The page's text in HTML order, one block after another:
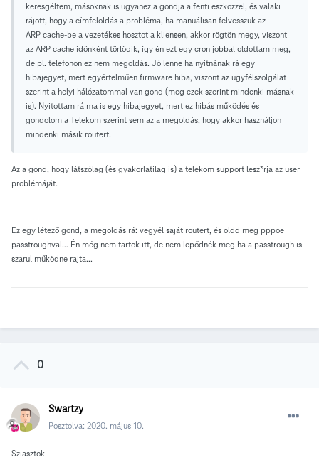
keresgéltem, másoknak is ugyanez a gondja a fenti eszközzel, és valaki
rájött, hogy a címfeloldás a probléma, ha manuálisan felvesszük az
ARP cache-be a vezetékes hosztot a kliensen, akkor rögtön megy, viszont
az ARP cache időnként törlődik, így én ezt egy cron jobbal oldottam meg,
de pl. telefonon ez nem megoldás. Jó lenne ha nyitnának rá egy
hibajegyet, mert egyértelműen firmware hiba, viszont az ügyfélszolgálat
szerint a helyi hálózatommal van gond (meg ezek szerint mindenki másnak
is). Nyitottam rá ma is egy hibajegyet, mert ez hibás működés és
gondolom a Telekom szerint sem az a megoldás, hogy akkor használjon
mindenki másik routert.
Az a gond, hogy látszólag (és gyakorlatilag is) a telekom support lesz*rja az user
problémáját.
Ez egy létező gond, a megoldás rá: vegyél saját routert, és oldd meg pppoe
passtroughval... Én még nem tartok itt, de nem lepődnék meg ha a passtrough is
szarul működne rajta...
0
Swartzy
Posztolva: 2020. május 10.
Sziasztok!